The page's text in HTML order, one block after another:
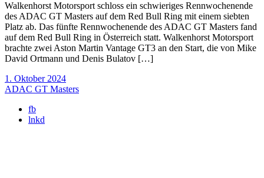
Walkenhorst Motorsport schloss ein schwieriges Rennwochenende
des ADAC GT Masters auf dem Red Bull Ring mit einem siebten
Platz ab. Das fünfte Rennwochenende des ADAC GT Masters fand
auf dem Red Bull Ring in Österreich statt. Walkenhorst Motorsport
brachte zwei Aston Martin Vantage GT3 an den Start, die von Mike
David Ortmann und Denis Bulatov […]
1. Oktober 2024
ADAC GT Masters
fb
lnkd